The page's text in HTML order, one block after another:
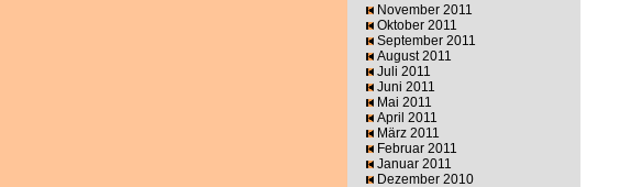
November 2011
Oktober 2011
September 2011
August 2011
Juli 2011
Juni 2011
Mai 2011
April 2011
März 2011
Februar 2011
Januar 2011
Dezember 2010